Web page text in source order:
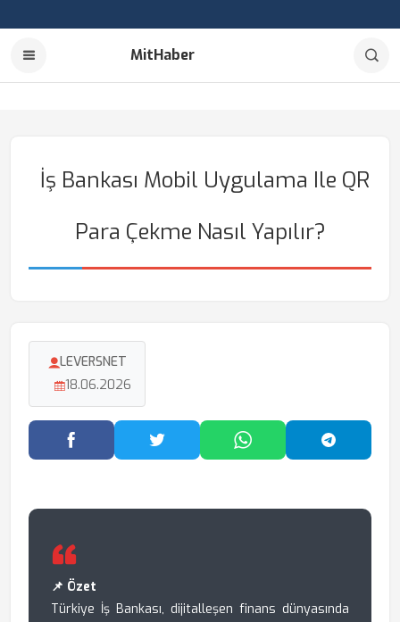
MitHaber
İş Bankası Mobil Uygulama Ile QR
Para Çekme Nasıl Yapılır?
LEVERSNET
18.06.2026
Facebook'ta PaylaşTwitter'da PaylaşWhatsApp'ta Paylaş
📌 Özet
Türkiye İş Bankası, dijitalleşen finans dünyasında